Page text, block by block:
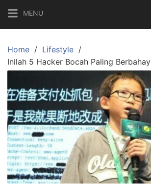
MENU
Home
Lifestyle
Inilah 5 Hacker Bocah Paling